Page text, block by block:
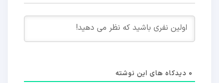
0 دیدکاه های این نوشته